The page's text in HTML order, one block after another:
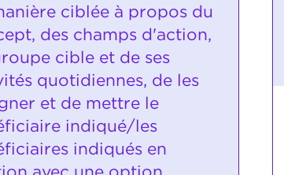
ciblée à propos du
des champs d'action,
cible et de ses
quotidiennes, de les
et de mettre le
indiqué/les
indiqués en
avec une option